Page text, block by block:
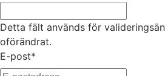
Detta fält används för
oförändrat.
E-post*